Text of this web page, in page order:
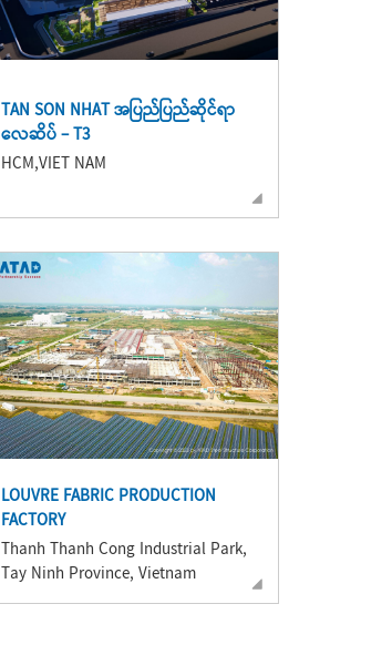
TAN SON NHAT အပြည်ပြည်ဆိုင်ရာ
လေဆိပ် – T3
HCM,VIET NAM
LOUVRE FABRIC PRODUCTION
FACTORY
Thanh Thanh Cong Industrial Park,
Tay Ninh Province, Vietnam